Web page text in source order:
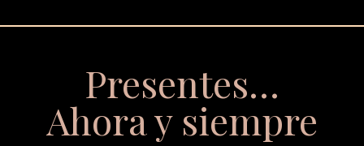
Presentes…
Ahora y siempre